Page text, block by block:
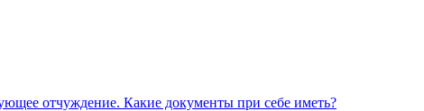
отчуждение. Какие документы при себе иметь?